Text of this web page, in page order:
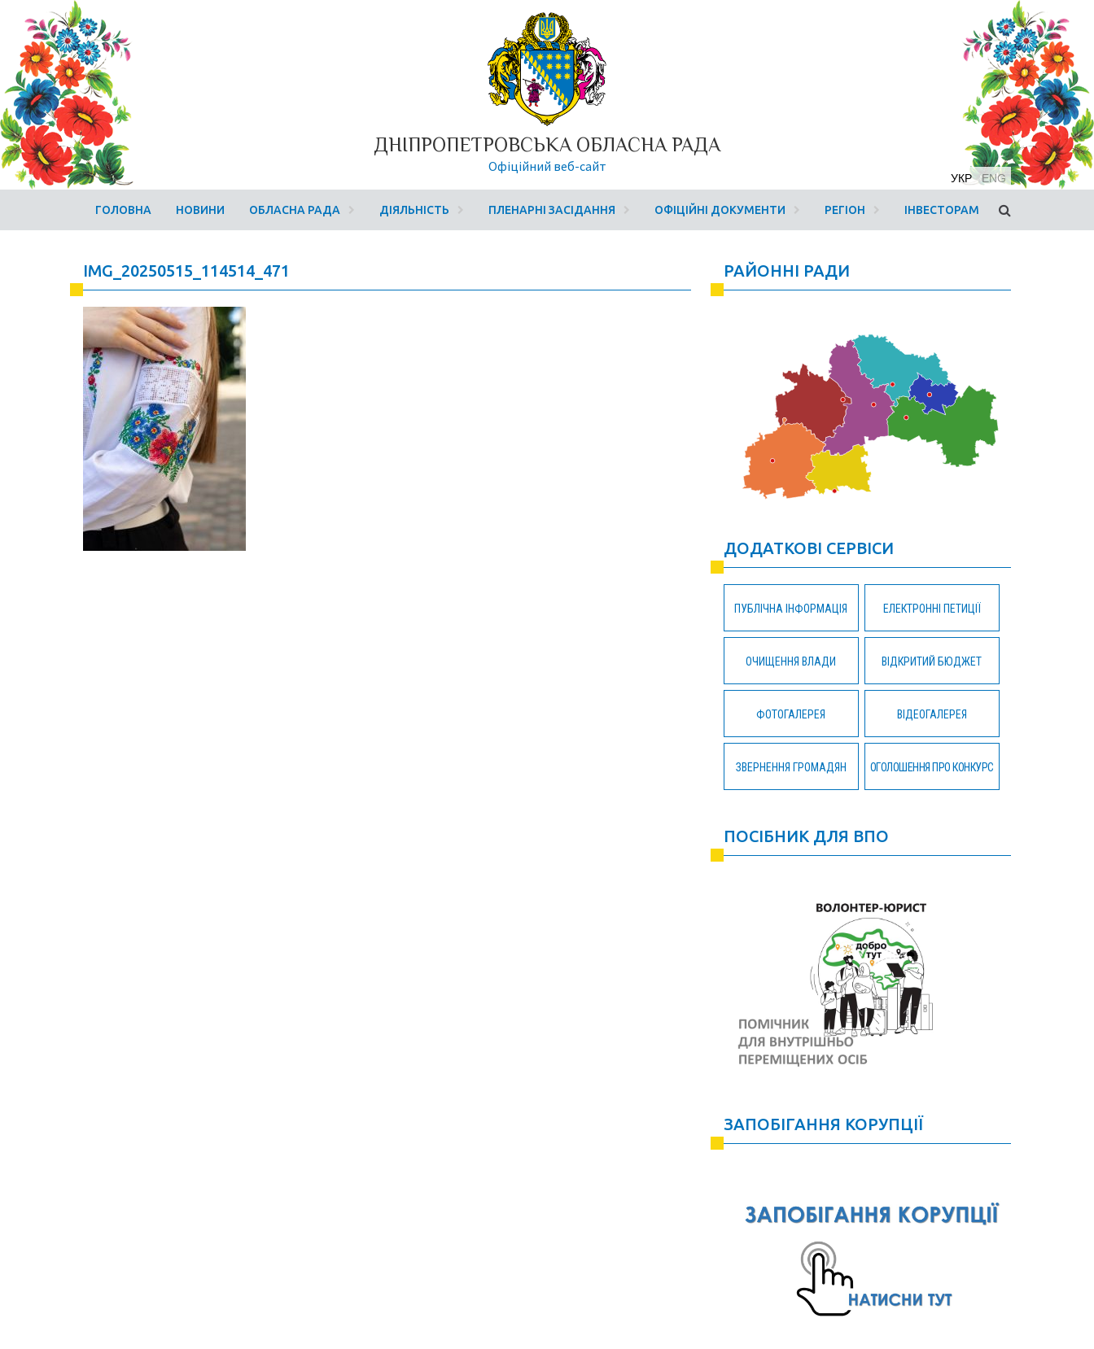
ДНІПРОПЕТРОВСЬКА ОБЛАСНА РАДА
Офіційний веб-сайт
УКР ENG
ГОЛОВНА НОВИНИ ОБЛАСНА РАДА ДІЯЛЬНІСТЬ ПЛЕНАРНІ ЗАСІДАННЯ ОФІЦІЙНІ ДОКУМЕНТИ РЕГІОН ІНВЕСТОРАМ
IMG_20250515_114514_471 РАЙОННІ РАДИ
ДОДАТКОВІ СЕРВІСИ
ПУБЛІЧНА ІНФОРМАЦІЯ ЕЛЕКТРОННІ ПЕТИЦІЇ
ОЧИЩЕННЯ ВЛАДИ ВІДКРИТИЙ БЮДЖЕТ
ФОТОГАЛЕРЕЯ ВІДЕОГАЛЕРЕЯ
ЗВЕРНЕННЯ ГРОМАДЯН ОГОЛОШЕННЯ ПРО КОНКУРС
ПОСІБНИК ДЛЯ ВПО
ЗАПОБІГАННЯ КОРУПЦІЇ